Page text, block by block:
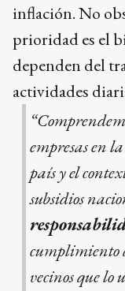
inflación. No
prioridad es el
dependen del
actividades
empresas en
país y el
subsidios
cumplimiento
vecinos que